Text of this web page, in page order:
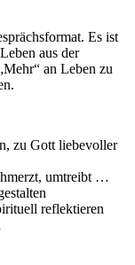
Es ist
aus der
an Leben zu
zu Gott liebevoller
umtreibt …
reflektieren